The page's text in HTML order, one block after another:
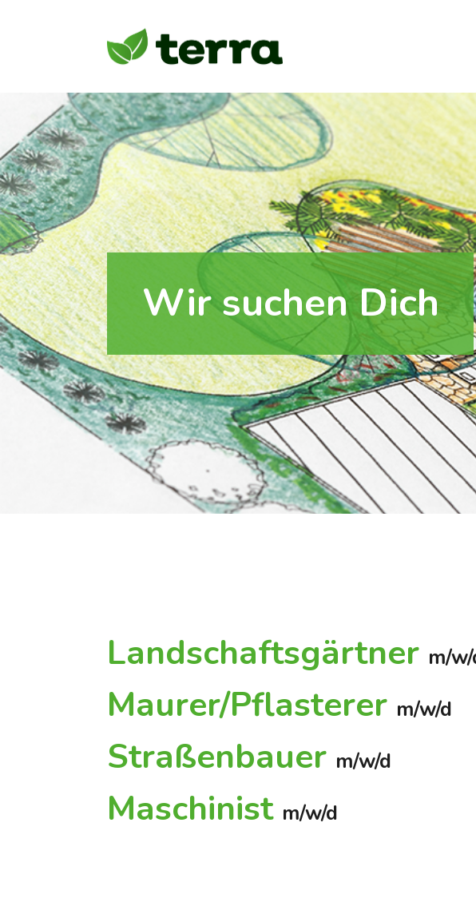
Wir suchen Dich
Landschaftsgärtner m/
Maurer/Pflasterer m/w/d
Straßenbauer m/w/d
Maschinist m/w/d